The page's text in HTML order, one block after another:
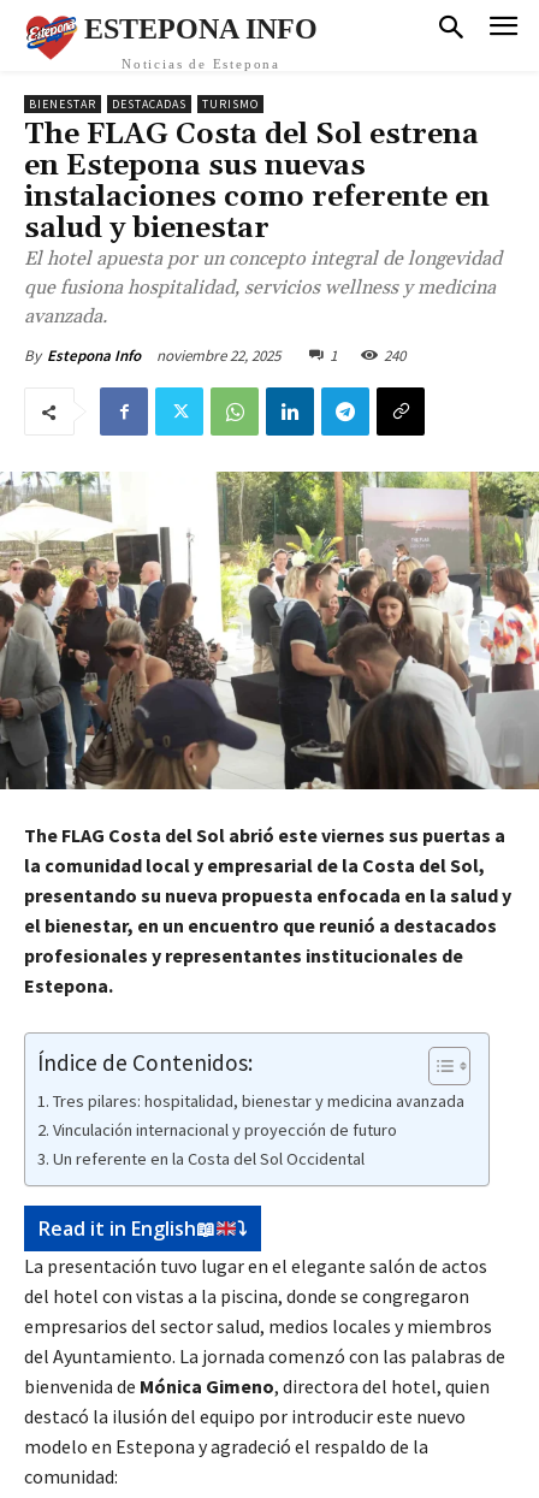
ESTEPONA INFO
Noticias de Estepona
BIENESTAR DESTACADAS TURISMO
The FLAG Costa del Sol estrena
en Estepona sus nuevas
instalaciones como referente en
salud y bienestar
El hotel apuesta por un concepto integral de longevidad
que fusiona hospitalidad, servicios wellness y medicina
avanzada.
By Estepona Info noviembre 22, 2025 1 240
The FLAG Costa del Sol abrió este viernes sus puertas a
la comunidad local y empresarial de la Costa del Sol,
presentando su nueva propuesta enfocada en la salud y
el bienestar, en un encuentro que reunió a destacados
profesionales y representantes institucionales de
Estepona.
Índice de Contenidos:
Tres pilares: hospitalidad, bienestar y medicina avanzada
Vinculación internacional y proyección de futuro
Un referente en la Costa del Sol Occidental
Read it in English📖 ⤵️
La presentación tuvo lugar en el elegante salón de actos
del hotel con vistas a la piscina, donde se congregaron
empresarios del sector salud, medios locales y miembros
del Ayuntamiento. La jornada comenzó con las palabras de
bienvenida de Mónica Gimeno, directora del hotel, quien
destacó la ilusión del equipo por introducir este nuevo
modelo en Estepona y agradeció el respaldo de la
comunidad: